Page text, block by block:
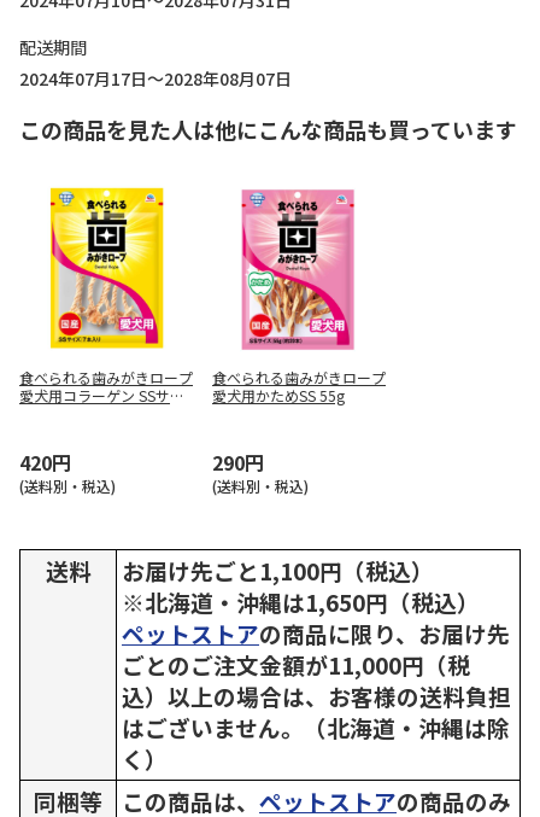
配送期間
2024年07月17日～2028年08月07日
この商品を見た人は他にこんな商品も買っています
食べられる歯みがきロープ
愛犬用コラーゲン SSサイ
420円
(送料別・税込)
食べられる歯みがきロープ
愛犬用かためSS 55g
290円
(送料別・税込)
送料
お届け先ごと1,100円（税込）
※北海道・沖縄は1,650円（税込）
ペットストアの商品に限り、お届け先
ごとのご注文金額が11,000円（税
込）以上の場合は、お客様の送料負担
はございません。（北海道・沖縄は除
く）
同梱等
この商品は、 ペットストアの商品のみ